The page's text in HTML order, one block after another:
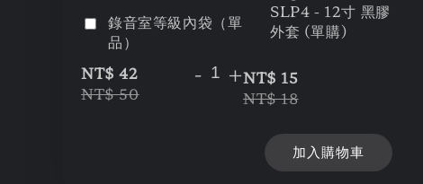
錄音室等級內袋（單
品）
NT$ 42
NT$ 50
- +
SLP4 - 12寸 黑膠
外套 (單購)
NT$ 15
NT$ 18
加入購物車